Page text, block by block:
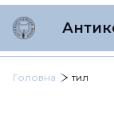
Головна тил